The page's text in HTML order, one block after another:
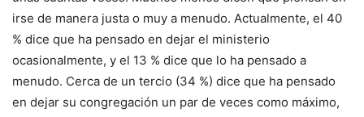
irse de manera justa o muy a menudo. Actualmente, el 40
% dice que ha pensado en dejar el ministerio
ocasionalmente, y el 13 % dice que lo ha pensado a
menudo. Cerca de un tercio (34 %) dice que ha pensado
en dejar su congregación un par de veces como máximo,